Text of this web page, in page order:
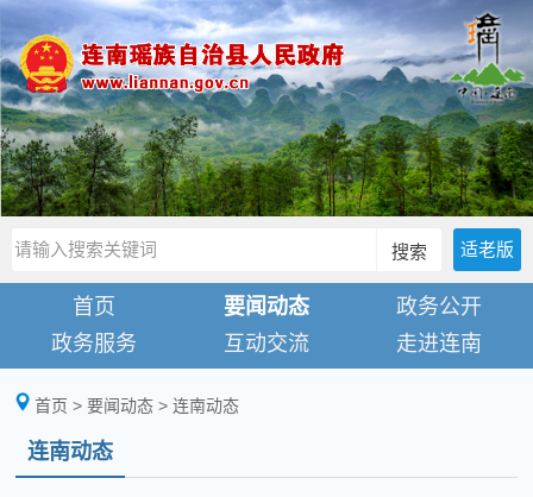
搜索 适老版
首页 要闻动态
政务公开
政务服务
互动交流 走进连南
首页 >要闻动态 >连南动态
连南动态